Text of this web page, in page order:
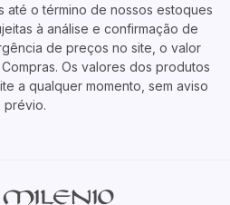
até o término de nossos estoques
à análise e confirmação de
de preços no site, o valor
Os valores dos produtos
a qualquer momento, sem aviso
prévio.